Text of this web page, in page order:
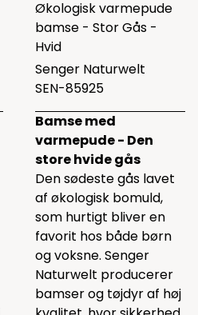
Økologisk varmepude
bamse - Stor Gås -
Hvid
Senger Naturwelt
SEN-85925
Bamse med
varmepude - Den
store hvide gås
Den sødeste gås lavet
af økologisk bomuld,
som hurtigt bliver en
favorit hos både børn
og voksne. Senger
Naturwelt producerer
bamser og tøjdyr af høj